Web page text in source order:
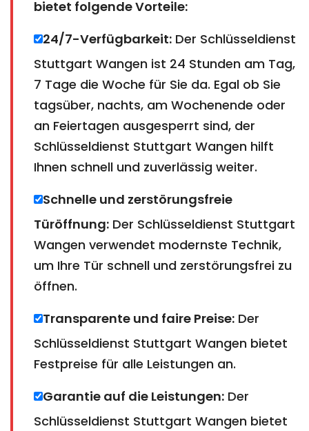
bietet folgende Vorteile:
24/7-Verfügbarkeit: Der Schlüsseldienst
Stuttgart Wangen ist 24 Stunden am Tag,
7 Tage die Woche für Sie da. Egal ob Sie
tagsüber, nachts, am Wochenende oder
an Feiertagen ausgesperrt sind, der
Schlüsseldienst Stuttgart Wangen hilft
Ihnen schnell und zuverlässig weiter.
Schnelle und zerstörungsfreie
Türöffnung: Der Schlüsseldienst Stuttgart
Wangen verwendet modernste Technik,
um Ihre Tür schnell und zerstörungsfrei zu
öffnen.
Transparente und faire Preise: Der
Schlüsseldienst Stuttgart Wangen bietet
Festpreise für alle Leistungen an.
Garantie auf die Leistungen: Der
Schlüsseldienst Stuttgart Wangen bietet